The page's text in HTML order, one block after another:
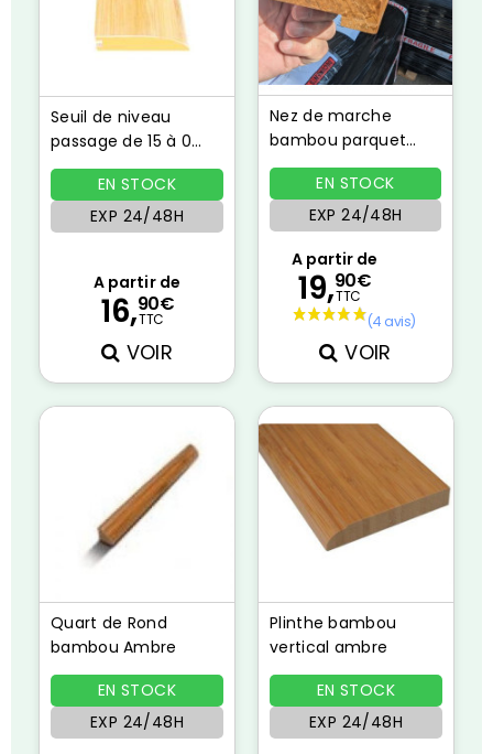
(1 avis)
Seuil de niveau
passage de 15 à 0
mm vertical naturel
EN STOCK
EXP 24/48H
A partir de
16,90€
TTC
VOIR
Nez de marche
bambou parquet
densifié champagne
EN STOCK
EXP 24/48H
A partir de
19,90€
TTC
VOIR
Quart de Rond
bambou Ambre
EN STOCK
EXP 24/48H
Plinthe bambou
vertical ambre
EN STOCK
EXP 24/48H